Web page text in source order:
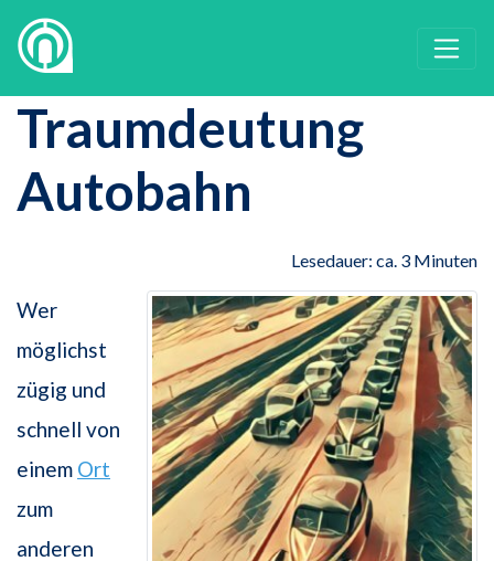
Traumdeutung
Autobahn
Lesedauer: ca. 3 Minuten
Wer
möglichst
zügig und
schnell von
einem Ort
zum
anderen